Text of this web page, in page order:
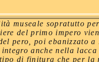
museale sopratutto
del primo impero
pero, poi ebanizzato
anche nella
di finitura che per la